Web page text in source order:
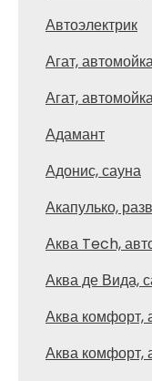
Автоэлектрик
Агат,
Агат,
Адамант
Адонис, сауна
Акапулько,
Аква Tech,
Аква де Вида,
Аква комфорт,
Аква комфорт,